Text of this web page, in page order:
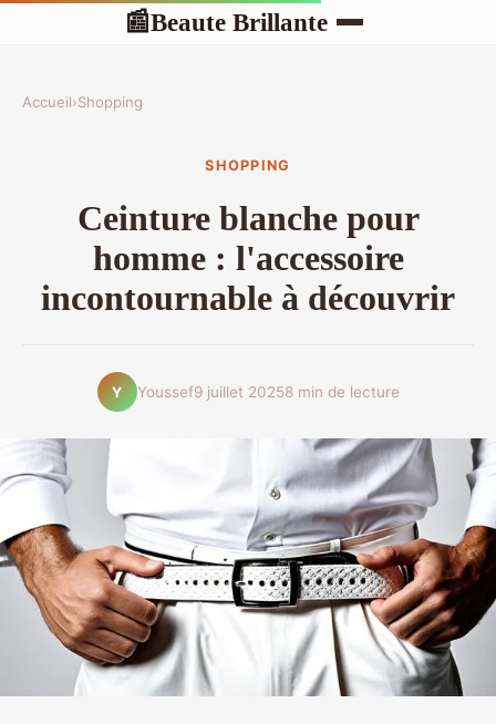
📰Beaute Brillante
Accueil›Shopping
SHOPPING
Ceinture blanche pour
homme : l'accessoire
incontournable à découvrir
Y Youssef9 juillet 20258 min de lecture